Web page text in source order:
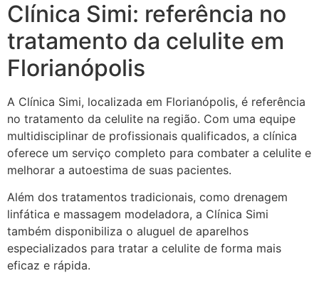
Clínica Simi: referência no
tratamento da celulite em
Florianópolis
A Clínica Simi, localizada em Florianópolis, é referência
no tratamento da celulite na região. Com uma equipe
multidisciplinar de profissionais qualificados, a clínica
oferece um serviço completo para combater a celulite e
melhorar a autoestima de suas pacientes.
Além dos tratamentos tradicionais, como drenagem
linfática e massagem modeladora, a Clínica Simi
também disponibiliza o aluguel de aparelhos
especializados para tratar a celulite de forma mais
eficaz e rápida.